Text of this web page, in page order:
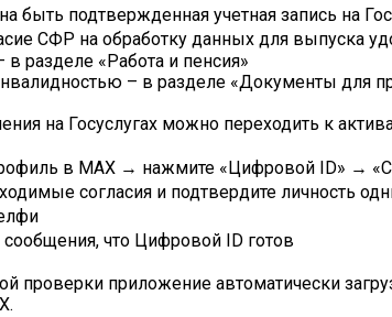
быть подтвержденная учетная запись на
СФР на обработку данных для выпуска
в разделе «Работа и пенсия»
– в разделе «Документы для
на Госуслугах можно переходить к
в МАХ → нажмите «Цифровой ID» →
согласия и подтвердите личность
что Цифровой ID готов
проверки приложение автоматически